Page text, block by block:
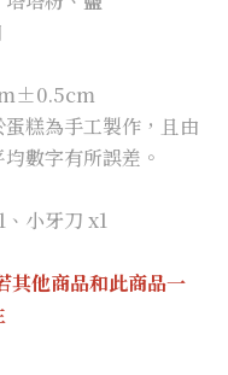
糕為手工製作，且由
數字有所誤差。
小牙刀 x1
其他商品和此商品一